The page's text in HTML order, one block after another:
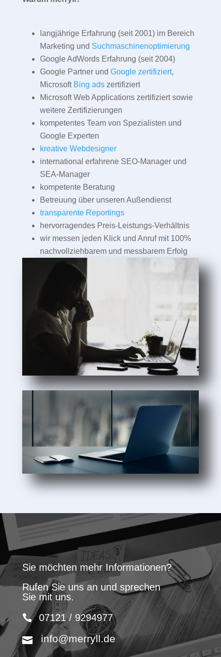
langjährige Erfahrung (seit 2001) im Bereich
Marketing und Suchmaschinenoptimierung
Google AdWords Erfahrung (seit 2004)
Google Partner und Google zertifiziert,
Microsoft Bing adszertifiziert
Microsoft Web Applications zertifiziert sowie
weitere Zertifizierungen
kompetentes Team von Spezialisten und
Google Experten
kreative Webdesigner
international erfahrene SEO-Manager und
SEA-Manager
kompetente Beratung
Betreuung über unseren Außendienst
transparente Reportings
hervorragendes Preis-Leistungs-Verhältnis
wir messen jeden Klick und Anruf mit 100%
nachvollziehbarem und messbarem Erfolg
Sie möchten mehr Informationen?
Rufen Sie uns an und sprechen
Sie mit uns.
07121 / 9294977
info@merryll.de